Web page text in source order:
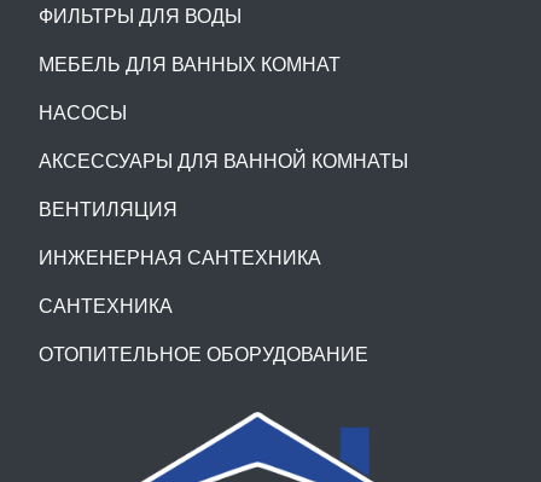
ФИЛЬТРЫ ДЛЯ ВОДЫ
МЕБЕЛЬ ДЛЯ ВАННЫХ КОМНАТ
НАСОСЫ
АКСЕССУАРЫ ДЛЯ ВАННОЙ КОМНАТЫ
ВЕНТИЛЯЦИЯ
ИНЖЕНЕРНАЯ САНТЕХНИКА
САНТЕХНИКА
ОТОПИТЕЛЬНОЕ ОБОРУДОВАНИЕ